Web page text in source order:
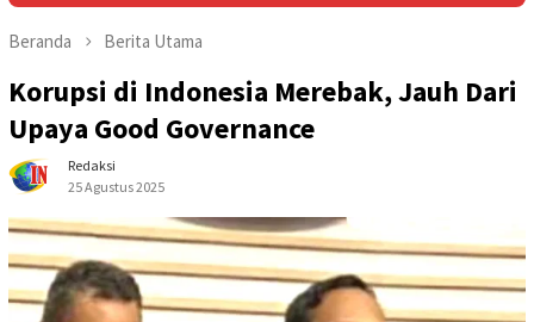
Beranda Berita Utama
Korupsi di Indonesia Merebak, Jauh Dari
Upaya Good Governance
Redaksi
25 Agustus 2025